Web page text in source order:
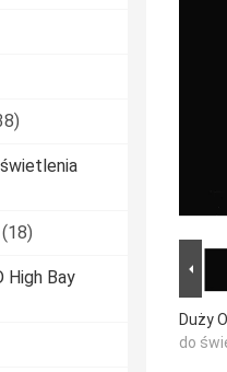
(18)
High Bay
Duży
do